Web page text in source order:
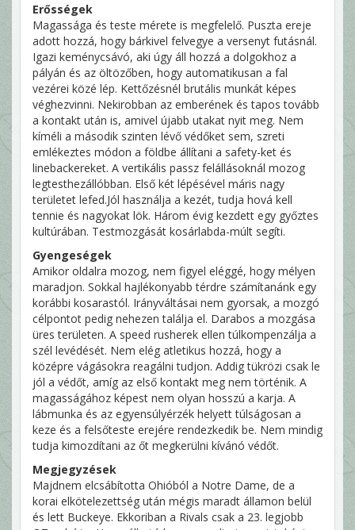
Erősségek
Magassága és teste mérete is megfelelő. Puszta ereje
adott hozzá, hogy bárkivel felvegye a versenyt futásnál.
Igazi keménycsávó, aki úgy áll hozzá a dolgokhoz a
pályán és az öltözőben, hogy automatikusan a fal
vezérei közé lép. Kettőzésnél brutális munkát képes
véghezvinni. Nekirobban az emberének és tapos tovább
a kontakt után is, amivel újabb utakat nyit meg. Nem
kíméli a második szinten lévő védőket sem, szreti
emlékeztes módon a földbe állítani a safety-ket és
linebackereket. A vertikális passz felállásoknál mozog
legtesthezállóbban. Első két lépésével máris nagy
területet lefed.Jól használja a kezét, tudja hová kell
tennie és nagyokat lök. Három évig kezdett egy győztes
kultúrában. Testmozgását kosárlabda-múlt segíti.
Gyengeségek
Amikor oldalra mozog, nem figyel eléggé, hogy mélyen
maradjon. Sokkal hajlékonyabb térdre számítanánk egy
korábbi kosarastól. Irányváltásai nem gyorsak, a mozgó
célpontot pedig nehezen találja el. Darabos a mozgása
üres területen. A speed rusherek ellen túlkompenzálja a
szél levédését. Nem elég atletikus hozzá, hogy a
középre vágásokra reagálni tudjon. Addig tükrözi csak le
jól a védőt, amíg az első kontakt meg nem történik. A
magasságához képest nem olyan hosszú a karja. A
lábmunka és az egyensúlyérzék helyett túlságosan a
keze és a felsőteste erejére rendezkedik be. Nem mindig
tudja kimozdítani az őt megkerülni kívánó védőt.
Megjegyzések
Majdnem elcsábította Ohióból a Notre Dame, de a
korai elkötelezettség után mégis maradt államon belül
és lett Buckeye. Ekkoriban a Rivals csak a 23. legjobb